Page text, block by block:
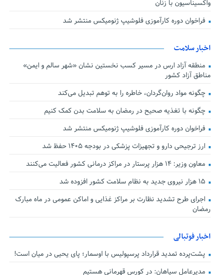
واکسیناسیون با زنان
فراخوان دوره کارآموزی فلوشیپ ژنومیکس منتشر شد
اخبار سلامت
منطقه آزاد ارس در مسیر کسب نخستین نشان «شهر سالم و ایمن»
مناطق آزاد کشور
چگونه مواد روان‌گردان، خاطره را به توهم تبدیل می‌کند
چگونه با تغذیه صحیح در رمضان به سلامت بدن کمک کنیم
فراخوان دوره کارآموزی فلوشیپ ژنومیکس منتشر شد
ارز ترجیحی دارو و تجهیزات پزشکی در بودجه ۱۴۰۵ حفظ شد
معاون وزیر: ۱۴ هزار پرستار در مراکز درمانی کشور فعالیت می‌کنند
۱۵ هزار نیروی جدید به نظام سلامت کشور افزوده شد
اجرای طرح تشدید نظارت بر مراکز غذایی و اماکن عمومی در ماه مبارک
رمضان
اخبار فوتبالی
پشت‌پرده تمدید قرارداد پرسپولیس با اوسمار؛ پای یحیی در میان است!
مدیرعامل سپاهان: در کورس قهرمانی هستیم